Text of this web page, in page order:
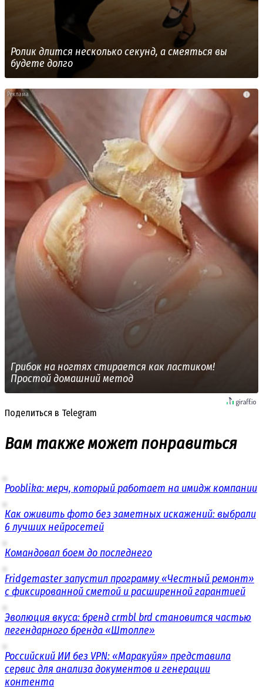
Ролик длится несколько секунд, а смеяться вы
будете долго
i
Грибок на ногтях стирается как ластиком!
Простой домашний метод
Поделиться в Telegram
Вам также может понравиться
Pooblika: мерч, который работает на имидж компании
Как оживить фото без заметных искажений: выбрали
6 лучших нейросетей
Командовал боем до последнего
Fridgemaster запустил программу «Честный ремонт»
с фиксированной сметой и расширенной гарантией
Эволюция вкуса: бренд crmbl brd становится частью
легендарного бренда «Штолле»
Российский ИИ без VPN: «Маракуйя» представила
сервис для анализа документов и генерации
контента